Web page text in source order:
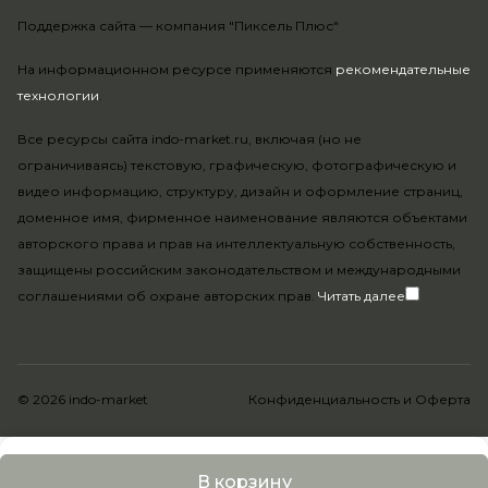
В корзину
На информационном ресурсе применяются рекомендательные
технологии.
Все ресурсы сайта indo-market.ru, включая (но не
ограничиваясь) текстовую, графическую, фотографическую и
видео информацию, структуру, дизайн и оформление страниц,
доменное имя, фирменное наименование являются объектами
авторского права и прав на интеллектуальную собственность,
защищены российским законодательством и международными
соглашениями об охране авторских прав. Читать далее
Поддержка сайта — компания "Пиксель Плюс"
© 2026 indo-market Конфиденциальность и Оферта